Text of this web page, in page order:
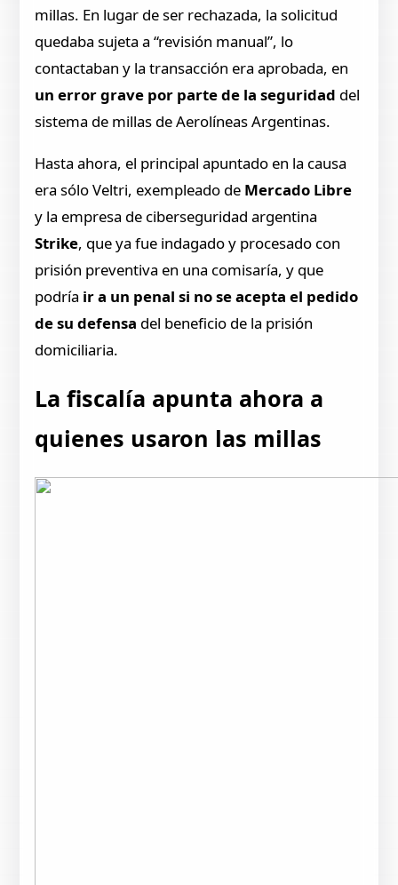
millas. En lugar de ser rechazada, la solicitud
quedaba sujeta a “revisión manual”, lo
contactaban y la transacción era aprobada, en
un error grave por parte de la seguridad del
sistema de millas de Aerolíneas Argentinas.
Hasta ahora, el principal apuntado en la causa
era sólo Veltri, exempleado de Mercado Libre
y la empresa de ciberseguridad argentina
Strike, que ya fue indagado y procesado con
prisión preventiva en una comisaría, y que
podría ir a un penal si no se acepta el pedido
de su defensa del beneficio de la prisión
domiciliaria.
La fiscalía apunta ahora a
quienes usaron las millas